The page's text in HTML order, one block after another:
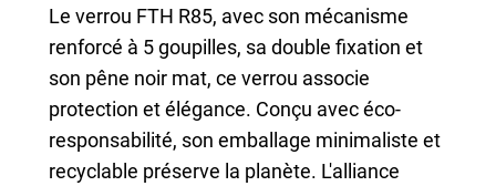
Le verrou FTH R85, avec son mécanisme
renforcé à 5 goupilles, sa double fixation et
son pêne noir mat, ce verrou associe
protection et élégance. Conçu avec éco-
responsabilité, son emballage minimaliste et
recyclable préserve la planète. L'alliance